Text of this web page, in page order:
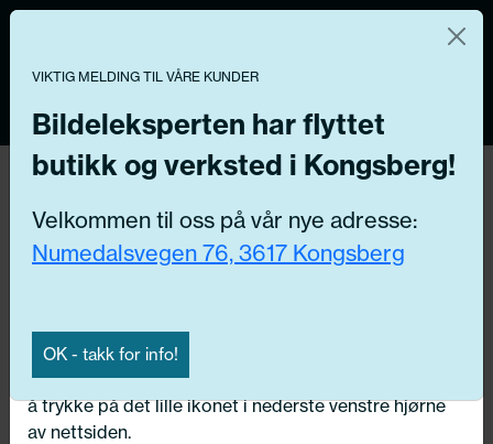
Få riktig del til bilen din ved å legge inn
N
Velg kjøretøy
Vi og våre forretningspartnere bruker teknologier,
inkludert informasjonskapsler/«cookies» til å samle
informasjon om deg for forskjellige formål, inkludert:
Funksjonelle, Statistiske, Markedsføring
Ved å trykke «Godta» gir du din tillatelse til alle disse
formålene. Du kan også velge formålet du vil
innstillingene».
Du kan trekke tilbake samtykket ditt til enhver tid ved
å trykke på det lille ikonet i nederste venstre hjørne
av nettsiden.
VIKTIG MELDING TIL VÅRE KUNDER
Bildeleksperten har flyttet
butikk og verksted i Kongsberg!
Velkommen til oss på vår nye adresse:
Numedalsvegen 76, 3617 Kongsberg
OK - takk for info!